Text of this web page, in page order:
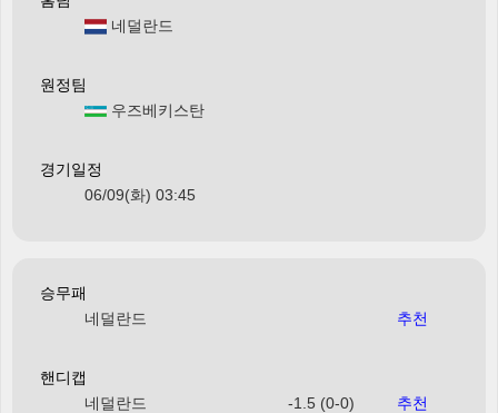
네덜란드
원정팀
우즈베키스탄
경기일정
06/09(화) 03:45
승무패
네덜란드
추천
핸디캡
네덜란드
-1.5 (0-0) 추천